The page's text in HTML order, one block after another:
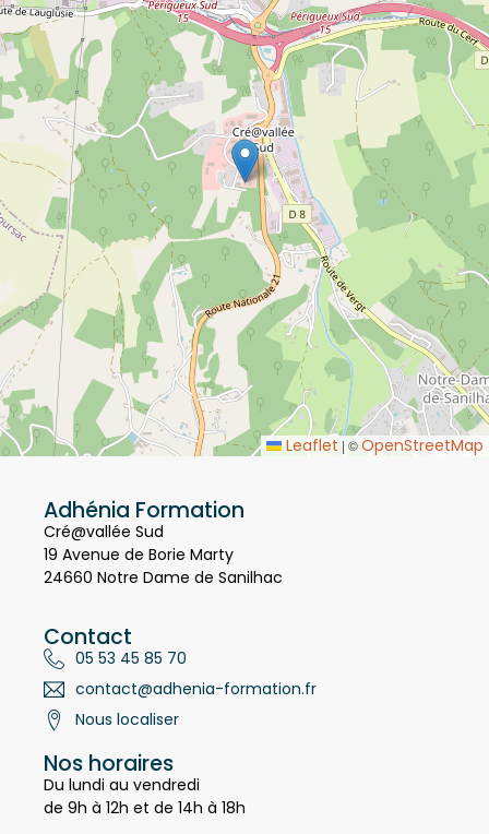
Leaflet | © OpenStreetMap
Adhénia Formation
Cré@vallée Sud
19 Avenue de Borie Marty
24660 Notre Dame de Sanilhac
Contact
05 53 45 85 70
contact@adhenia-formation.fr
Nous localiser
Nos horaires
Du lundi au vendredi
de 9h à 12h et de 14h à 18h